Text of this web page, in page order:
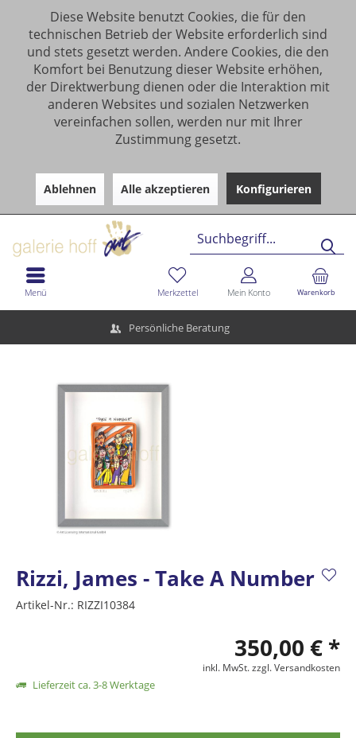
Diese Website benutzt Cookies, die für den
technischen Betrieb der Website erforderlich sind
und stets gesetzt werden. Andere Cookies, die den
Komfort bei Benutzung dieser Website erhöhen,
der Direktwerbung dienen oder die Interaktion mit
anderen Websites und sozialen Netzwerken
vereinfachen sollen, werden nur mit Ihrer
Zustimmung gesetzt.
Ablehnen Alle akzeptieren Konfigurieren
Persönliche Beratung
Warenkorb
Merkzettel Mein Konto
Menü
Rizzi, James - Take A Number
Artikel-Nr.: RIZZI10384
350,00 € *
inkl. MwSt.zzgl. Versandkosten
Lieferzeit ca. 3-8 Werktage